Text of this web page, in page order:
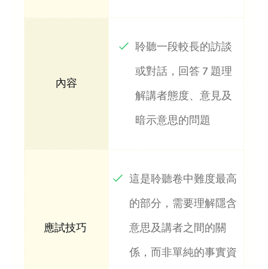
聆聽一段較長的訪談
或對話，回答 7 題理
解講者態度、意見及
暗示意思的問題
這是聆聽卷中難度最高
的部分，需要理解隱含
意思及講者之間的關
係，而非單純的事實資